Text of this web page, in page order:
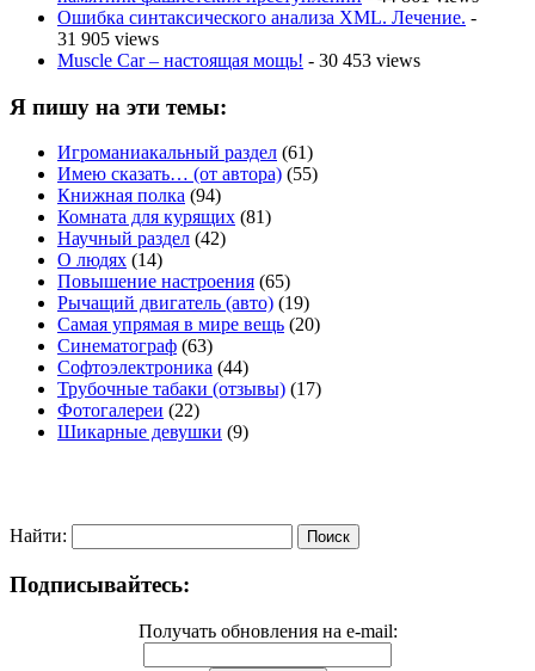
Ошибка синтаксического анализа XML. Лечение. -
31 905 views
Muscle Car – настоящая мощь! - 30 453 views
Я пишу на эти темы:
Игроманиакальный раздел (61)
Имею сказать… (от автора) (55)
Книжная полка (94)
Комната для курящих (81)
Научный раздел (42)
О людях (14)
Повышение настроения (65)
Рычащий двигатель (авто) (19)
Самая упрямая в мире вещь (20)
Синематограф (63)
Софтоэлектроника (44)
Трубочные табаки (отзывы) (17)
Фотогалереи (22)
Шикарные девушки (9)
Найти:
Подписывайтесь:
Получать обновления на e-mail: